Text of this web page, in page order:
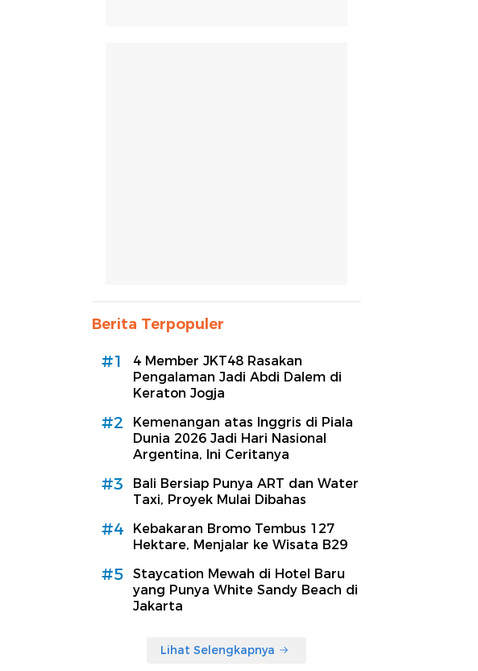
Berita Terpopuler
#1
4 Member JKT48 Rasakan
Pengalaman Jadi Abdi Dalem di
Keraton Jogja
#2
Kemenangan atas Inggris di Piala
Dunia 2026 Jadi Hari Nasional
Argentina, Ini Ceritanya
#3
Bali Bersiap Punya ART dan Water
Taxi, Proyek Mulai Dibahas
#4
Kebakaran Bromo Tembus 127
Hektare, Menjalar ke Wisata B29
#5
Staycation Mewah di Hotel Baru
yang Punya White Sandy Beach di
Jakarta
Lihat Selengkapnya